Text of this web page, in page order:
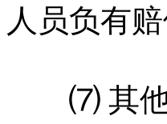
人员负有赔
⑺ 其他有